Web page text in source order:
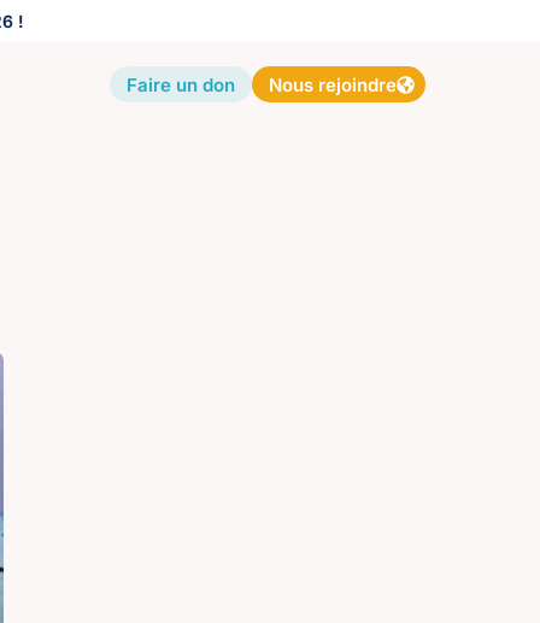
!
Faire un don Nous rejoindre